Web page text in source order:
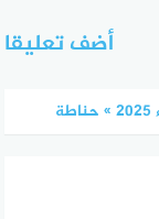
أضف تعليقا